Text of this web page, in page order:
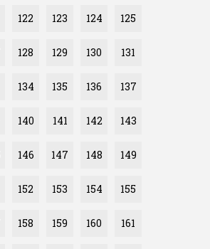
122 123 124 125
128 129 130 131
134 135 136 137
140 141 142 143
146 147 148 149
152 153 154 155
158 159 160 161